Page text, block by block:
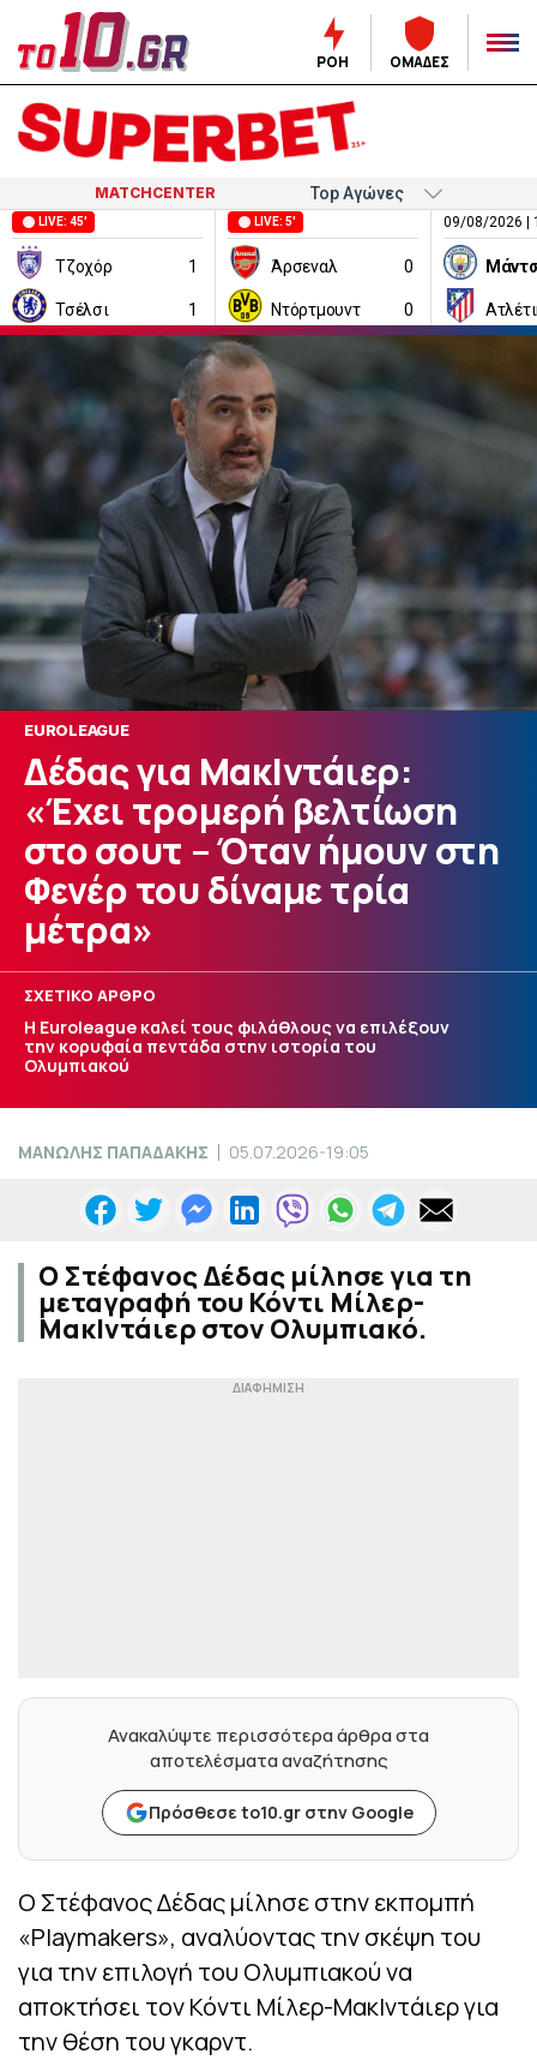
ΡΟΗ ΟΜΑΔΕΣ
MATCHCENTER
09/08/2026 |
LIVE: 45'
Τζοχόρ 1
Τσέλσι 1
LIVE: 5'
Άρσεναλ 0
Ντόρτμουντ 0
EUROLEAGUE
Δέδας για ΜακΙντάιερ:
«Έχει τρομερή βελτίωση
στο σουτ – Όταν ήμουν στη
Φενέρ του δίναμε τρία
μέτρα»
ΣΧΕΤΙΚΟ ΑΡΘΡΟ
Η Euroleague καλεί τους φιλάθλους να επιλέξουν
την κορυφαία πεντάδα στην ιστορία του
Ολυμπιακού
ΜΑΝΩΛΗΣ ΠΑΠΑΔΑΚΗΣ 05.07.2026-19:05
Ο Στέφανος Δέδας μίλησε για τη
μεταγραφή του Κόντι Μίλερ-
ΜακΙντάιερ στον Ολυμπιακό.
Ανακαλύψτε περισσότερα άρθρα στα
αποτελέσματα αναζήτησης
Πρόσθεσε to10.gr στην Google
Ο Στέφανος Δέδας μίλησε στην εκπομπή
«Playmakers», αναλύοντας την σκέψη του
για την επιλογή του Ολυμπιακού να
αποκτήσει τον Κόντι Μίλερ-ΜακΙντάιερ για
την θέση του γκαρντ.